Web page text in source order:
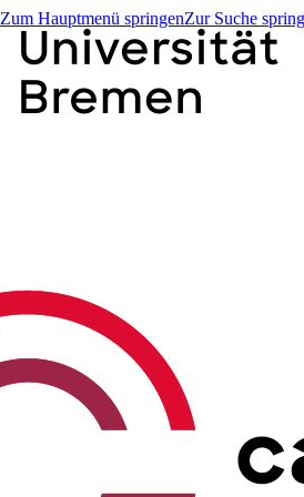
Zum Hauptmenü springenZur Suche